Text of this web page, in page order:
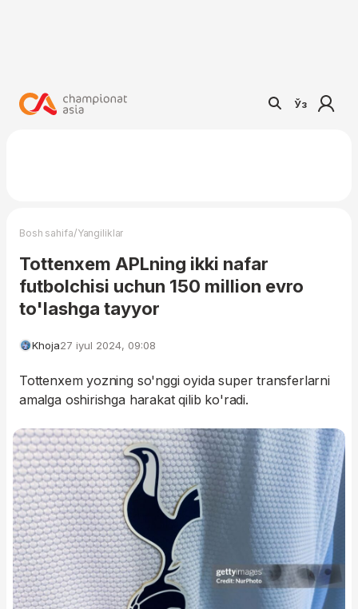
Ўз
Bosh sahifa/Yangiliklar
Tottenxem APLning ikki nafar
futbolchisi uchun 150 million evro
to'lashga tayyor
Khoja27 iyul 2024, 09:08
Tottenxem yozning so'nggi oyida super transferlarni
amalga oshirishga harakat qilib ko'radi.